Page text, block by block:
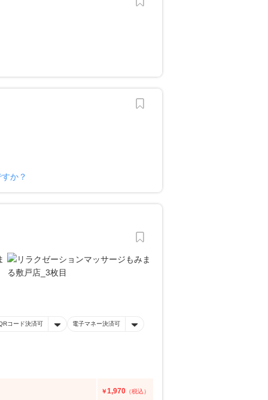
か？
コード決済可 電子マネー決済可
￥1,970 （税込）